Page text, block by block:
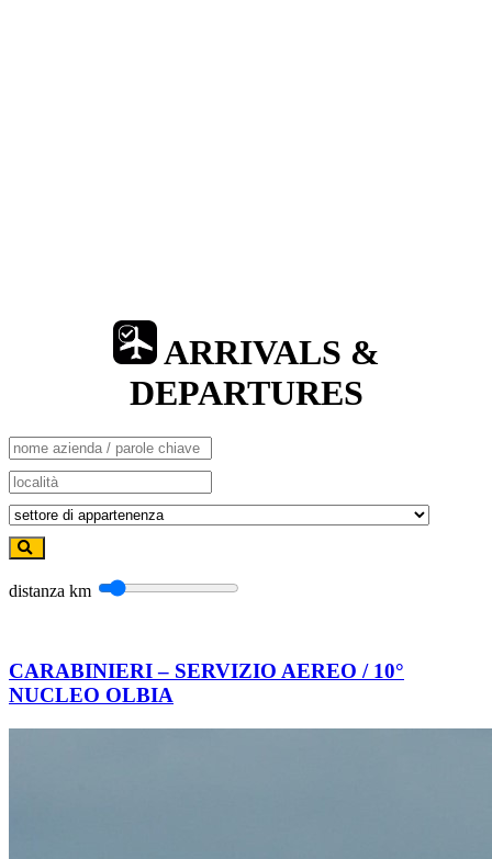
ARRIVALS &
DEPARTURES
distanza km
CARABINIERI – SERVIZIO AEREO / 10°
NUCLEO OLBIA